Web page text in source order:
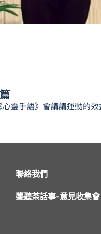
聯絡我們
聾聽茶話事-意見收集會